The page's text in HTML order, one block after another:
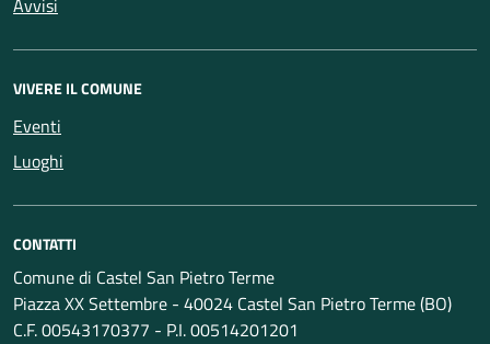
Avvisi
VIVERE IL COMUNE
Eventi
Luoghi
CONTATTI
Comune di Castel San Pietro Terme
Piazza XX Settembre - 40024 Castel San Pietro Terme (BO)
C.F. 00543170377 - P.I. 00514201201